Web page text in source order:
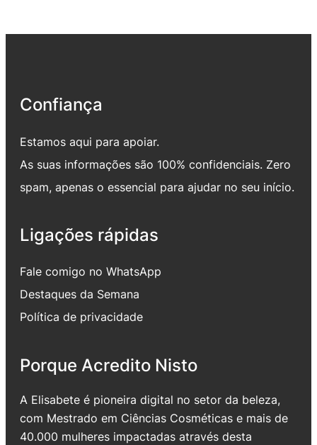
Confiança
Estamos aqui para apoiar.
As suas informações são 100% confidenciais. Zero
spam, apenas o essencial para ajudar no seu início.
Ligações rápidas
Fale comigo no WhatsApp
Destaques da Semana
Política de privacidade
Porque Acredito Nisto
A Elisabete é pioneira digital no setor da beleza,
com Mestrado em Ciências Cosméticas e mais de
40.000 mulheres impactadas através desta